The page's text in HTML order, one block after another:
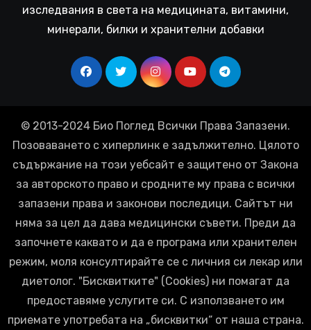
изследвания в света на медицината, витамини,
минерали, билки и хранителни добавки
© 2013-2024 Био Поглед Всички Права Запазени.
Позоваването с хиперлинк е задължително. Цялото
съдържание на този уебсайт е защитено от Закона
за авторското право и сродните му права с всички
запазени права и законови последици. Сайтът ни
няма за цел да дава медицински съвети. Преди да
започнете каквато и да е програма или хранителен
режим, моля консултирайте се с личния си лекар или
диетолог. "Бисквитките" (Cookies) ни помагат да
предоставяме услугите си. С използването им
приемате употребата на „бисквитки“ от наша страна.